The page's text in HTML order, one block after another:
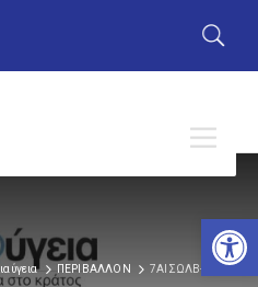
ΠΕΡΙΒΑΛΛΟΝ 7ΑΙΣΩΛΒ-Β3Ο